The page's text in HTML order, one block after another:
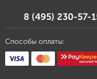
8 (495) 230-57-
Способы оплаты: